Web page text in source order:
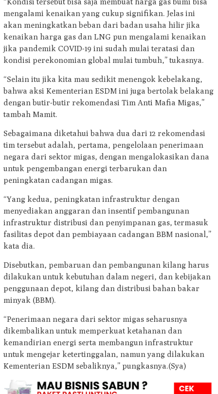
mengalami kenaikan yang cukup signifikan. Jelas ini
akan meningkatkan beban dari badan usaha hilir jika
kenaikan harga gas dan LNG pun mengalami kenaikan
jika pandemik COVID-19 ini sudah mulai teratasi dan
kondisi perekonomian global mulai tumbuh,” tukasnya.
“Selain itu jika kita mau sedikit menengok kebelakang,
bahwa aksi Kementerian ESDM ini juga bertolak belakang
dengan butir-butir rekomendasi Tim Anti Mafia Migas,”
tambah Mamit.
Sebagaimana diketahui bahwa dua dari 12 rekomendasi
tim tersebut adalah, pertama, pengelolaan penerimaan
negara dari sektor migas, dengan mengalokasikan dana
untuk pengembangan energi terbarukan dan
peningkatan cadangan migas.
“Yang kedua, peningkatan infrastruktur dengan
menyediakan anggaran dan insentif pembangunan
infrastruktur distribusi dan penyimpanan gas, termasuk
fasilitas depot dan pembiayaan cadangan BBM nasional,”
kata dia.
Disebutkan, pembaruan dan pembangunan kilang harus
dilakukan untuk kebutuhan dalam negeri, dan kebijakan
penggunaan depot, kilang dan distribusi bahan bakar
minyak (BBM).
“Penerimaan negara dari sektor migas seharusnya
dikembalikan untuk memperkuat ketahanan dan
kemandirian energi serta membangun infrastruktur
untuk mengejar ketertinggalan, namun yang dilakukan
Kementerian ESDM sebaliknya,” pungkasnya.(Sya)